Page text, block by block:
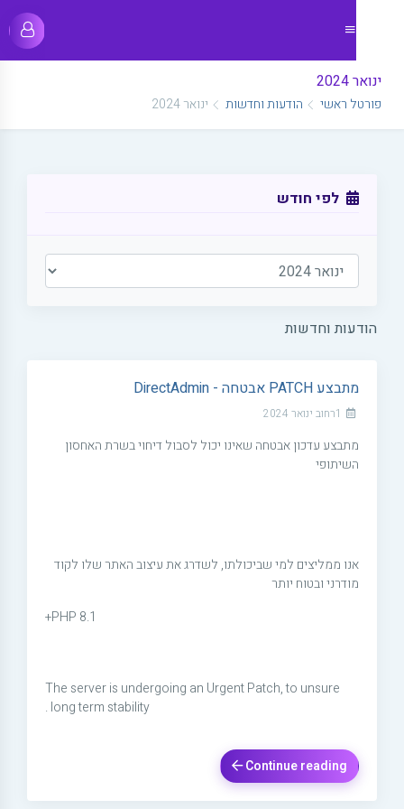
ינואר 2024
פורטל ראשי הודעות וחדשות ינואר 2024
לפי חודש
הודעות וחדשות
מתבצע PATCH אבטחה - DirectAdmin
מתבצע עדכון אבטחה שאינו יכול לסבול דיחוי בשרת האחסון
השיתופי
אנו ממליצים למי שביכולתו, לשדרג את עיצוב האתר שלו לקוד
מודרני ובטוח יותר
PHP 8.1+
The server is undergoing an Urgent Patch, to unsure
long term stability .
Continue reading